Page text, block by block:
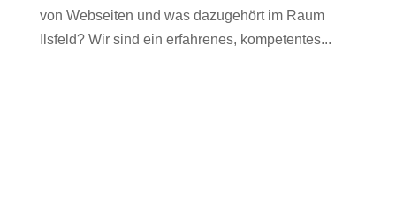
von Webseiten und was dazugehört im Raum
Ilsfeld? Wir sind ein erfahrenes, kompetentes...